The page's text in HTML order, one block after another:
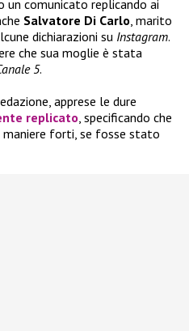
un comunicato replicando ai
Salvatore Di Carlo, marito
dichiarazioni su Instagram.
che sua moglie è stata
5.
apprese le dure
replicato, specificando che
forti, se fosse stato